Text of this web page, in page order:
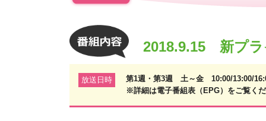
2018.9.15 新プ
放送日時
第1週・第3週 土～金 10:00/13:00/
※詳細は電子番組表（EPG）をご覧く